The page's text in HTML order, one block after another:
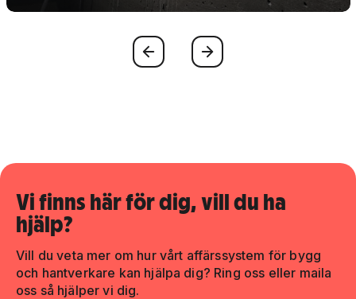
FöregåendeNästa
Vi finns här för dig, vill du ha
hjälp?
Vill du veta mer om hur vårt affärssystem för bygg
och hantverkare kan hjälpa dig? Ring oss eller maila
oss så hjälper vi dig.